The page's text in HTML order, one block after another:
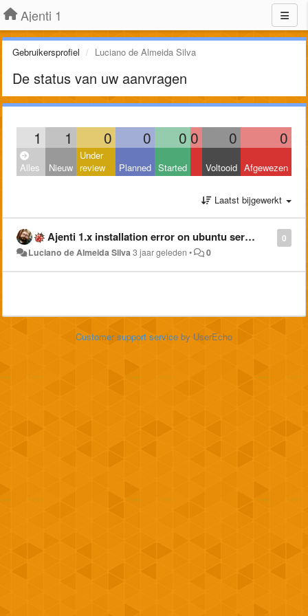
Ajenti 1
Gebruikersprofiel Luciano de Almeida Silva
De status van uw aanvragen
1 1 0 0 0 0 0 0
Alles Nieuw
Under
review
Planned Started Voltooid Afgewezen
Laatst bijgewerkt
0
Ajenti 1.x installation error on ubuntu server 22.04
Luciano de Almeida Silva3 jaar geleden • 0
Customer support service by UserEcho